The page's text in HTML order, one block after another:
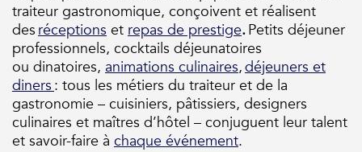
traiteur gastronomique, conçoivent et réalisent
desréceptions et repas de prestige.Petits déjeuner
professionnels, cocktails déjeunatoires
ou dinatoires, animations culinaires,déjeuners et
diners: tous les métiers du traiteur et de la
gastronomie – cuisiniers, pâtissiers, designers
culinaires et maîtres d’hôtel – conjuguent leur talent
et savoir-faire à chaque événement.